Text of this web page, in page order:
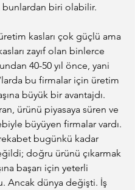
bunlardan biri olabilir.
kasları çok güçlü ama
zayıf olan binlerce
40-50 yıl önce, yani
bu firmalar için üretim
büyük bir avantajdı.
ürünü piyasaya süren ve
büyüyen firmalar vardı.
bugünkü kadar
doğru ürünü çıkarmak
başarı için yeterli
Ancak dünya değişti. İş